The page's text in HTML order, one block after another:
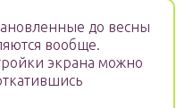
до весны
вообще.
экрана можно